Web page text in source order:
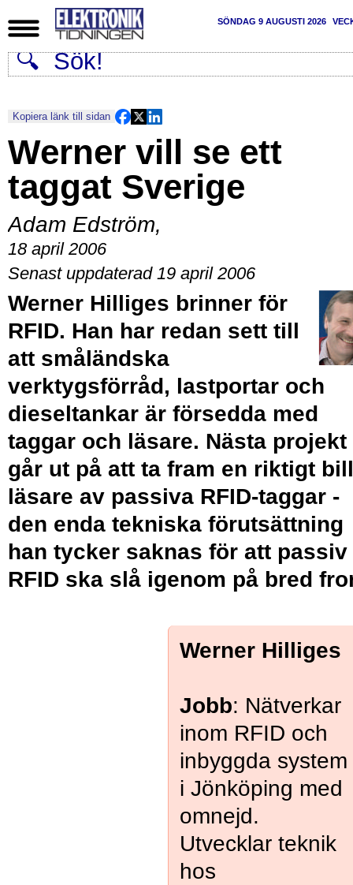
SÖNDAG 9 AUGUSTI 2026
Kopiera länk till sidan
Werner vill se ett
taggat Sverige
Adam Edström,
18 april 2006
Senast uppdaterad 19 april 2006
Werner Hilliges brinner för
RFID. Han har redan sett till
att småländska
verktygsförråd, lastportar och
dieseltankar är försedda med
taggar och läsare. Nästa projekt
går ut på att ta fram en riktigt
läsare av passiva RFID-taggar -
den enda tekniska förutsättning
han tycker saknas för att passiv
RFID ska slå igenom på bred
Werner Hilliges
Jobb: Nätverkar
inom RFID och
inbyggda system
i Jönköping med
omnejd.
Utvecklar teknik
hos